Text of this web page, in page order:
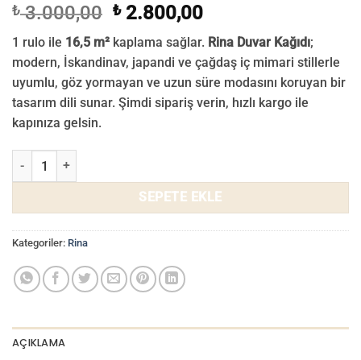
₺3.000,00 Orijinal
fiyat:
₺ 3.000,00.
₺2.800,00Şu
andaki
fiyat:
₺ 2.800,00.
1 rulo ile 16,5 m² kaplama sağlar. Rina Duvar Kağıdı;
modern, İskandinav, japandi ve çağdaş iç mimari stillerle
uyumlu, göz yormayan ve uzun süre modasını koruyan bir
tasarım dili sunar. Şimdi sipariş verin, hızlı kargo ile
kapınıza gelsin.
Rina Duvar Kağıdı 702-04 adet
SEPETE EKLE
Kategoriler: Rina
AÇIKLAMA